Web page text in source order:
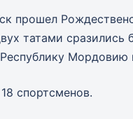
прошел
татами сразились
Мордовию
спортсменов.